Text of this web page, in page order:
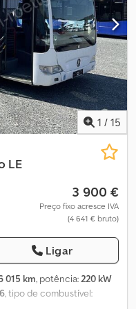
1 / 15
LE
3 900 €
Preço fixo acresce IVA
(4 641 € bruto)
Ligar
015 km, potência:220 kW
, tipo de combustível: